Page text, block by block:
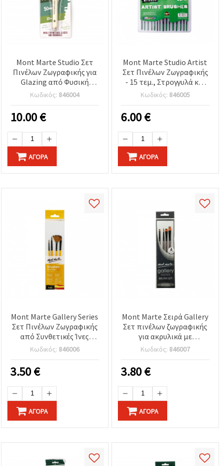
Mont Marte Studio Σετ
Πινέλων Ζωγραφικής για
Glazing από Φυσική
Τρίχα Κατσίκας – 3
Τεμάχια
Κωδικός: 846004
10.00€
ΑΓΟΡΆ
Mont Marte Studio Artist
Σετ Πινέλων Ζωγραφικής
- 15 τεμ., Στρογγυλά και
Επίπεδα, Φυσική Τρίχα
Κωδικός: 846005
6.00€
ΑΓΟΡΆ
Mont Marte Gallery Series
Σετ Πινέλων Ζωγραφικής
από Συνθετικές Ίνες
Taklon για Ακρυλικά - 4
τεμ.
Κωδικός: 846006
3.50€
ΑΓΟΡΆ
Mont Marte Σειρά Gallery
Σετ πινέλων ζωγραφικής
για ακρυλικά με
συνθετικές ίνες Taklon - 4
τεμ.
Κωδικός: 846007
3.80€
ΑΓΟΡΆ